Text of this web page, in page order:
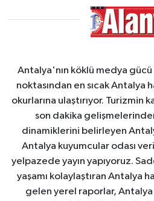
Antalya'nın köklü medya gücü
noktasından en sıcak Antalya
okurlarına ulaştırıyor. Turizmin
son dakika
dinamiklerini belirleyen
Antalya kuyumcular odası
yelpazede yayın yapıyoruz.
yaşamı kolaylaştıran Antalya
gelen yerel raporlar,